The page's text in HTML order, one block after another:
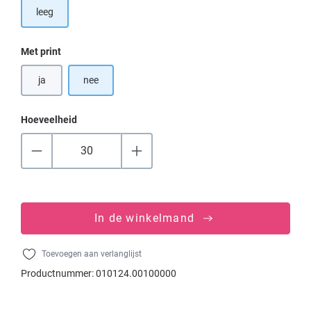
leeg
Selecteer
Met print
ja nee
Hoeveelheid
In de winkelmand
Toevoegen aan verlanglijst
Productnummer:010124.00100000